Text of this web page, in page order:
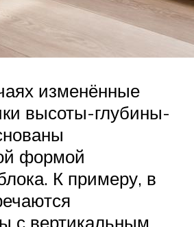
изменённые
высоты-глубины-
формой
К примеру, в
с вертикальным